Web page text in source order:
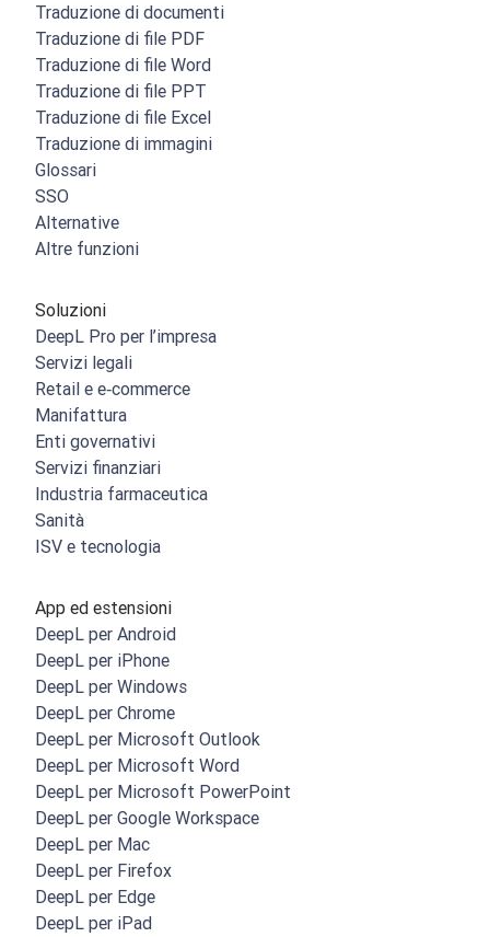
Traduzione di documenti
Traduzione di file PDF
Traduzione di file Word
Traduzione di file PPT
Traduzione di file Excel
Traduzione di immagini
Glossari
SSO
Alternative
Altre funzioni
Soluzioni
DeepL Pro per l’impresa
Servizi legali
Retail e e‑commerce
Manifattura
Enti governativi
Servizi finanziari
Industria farmaceutica
Sanità
ISV e tecnologia
App ed estensioni
DeepL per Android
DeepL per iPhone
DeepL per Windows
DeepL per Chrome
DeepL per Microsoft Outlook
DeepL per Microsoft Word
DeepL per Microsoft PowerPoint
DeepL per Google Workspace
DeepL per Mac
DeepL per Firefox
DeepL per Edge
DeepL per iPad